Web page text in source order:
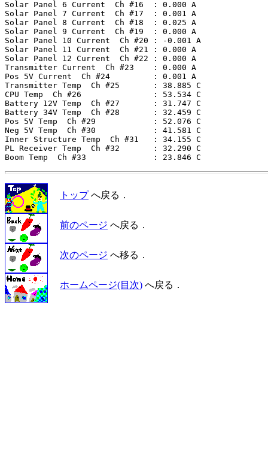
Solar Panel 6 Current  Ch #16  : 0.000 A
Solar Panel 7 Current  Ch #17  : 0.001 A
Solar Panel 8 Current  Ch #18  : 0.025 A
Solar Panel 9 Current  Ch #19  : 0.000 A
Solar Panel 10 Current  Ch #20 : -0.001 A
Solar Panel 11 Current  Ch #21 : 0.000 A
Solar Panel 12 Current  Ch #22 : 0.000 A
Transmitter Current  Ch #23    : 0.000 A
Pos 5V Current  Ch #24         : 0.001 A
Transmitter Temp  Ch #25       : 38.885 C
CPU Temp  Ch #26               : 53.534 C
Battery 12V Temp  Ch #27       : 31.747 C
Battery 34V Temp  Ch #28       : 32.459 C
Pos 5V Temp  Ch #29            : 52.076 C
Neg 5V Temp  Ch #30            : 41.581 C
Inner Structure Temp  Ch #31   : 34.155 C
PL Receiver Temp  Ch #32       : 32.290 C
トップへ戻る．
前のページ へ戻る．
次のページ へ移る．
ホームページ(目次) へ戻る．